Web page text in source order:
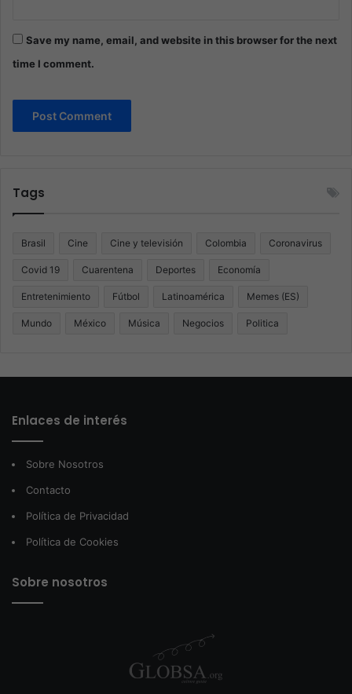
Save my name, email, and website in this browser for the next
time I comment.
Tags
Brasil Cine Cine y televisión Colombia Coronavirus
Covid 19 Cuarentena Deportes Economía
Entretenimiento Fútbol Latinoamérica Memes (ES)
Mundo México Música Negocios Politica
Enlaces de interés
Sobre Nosotros
Contacto
Política de Privacidad
Política de Cookies
Sobre nosotros